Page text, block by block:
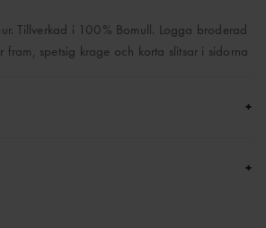
Tillverkad i 100% Bomull. Logga broderad
fram, spetsig krage och korta slitsar i sidorna
+
+